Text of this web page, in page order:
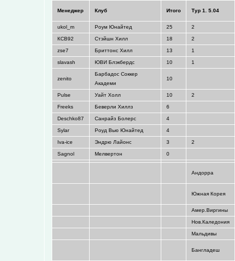
Менеджер Клуб Итого Тур 1. 5.04
ukol_m Роум Юнайтед 25 2
КСВ92 Стэйшн Хилл 18 2
zse7 Бриттонс Хилл 13 1
slavash ЮВИ Блэкбердс 10 1
zenito
Барбадос Соккер
Академи
10
Pulse Уайт Холл 10 2
Freeks Беверли Хиллз 6
Deschko87 Санрайз Болерс 4
Sylar Роуд Вью Юнайтед 4
Iva-ice Эндрю Лайонс 3 2
Sagnol Мелвертон 0
Андорра
Южная Корея
Амер.Виргины
Нов.Каледония
Мальдивы
Бангладеш